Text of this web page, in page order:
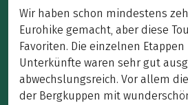
Wir haben schon mindestens
Eurohike gemacht, aber diese
Favoriten. Die einzelnen
Unterkünfte waren sehr gut
abwechslungsreich. Vor allem
der Bergkuppen mit